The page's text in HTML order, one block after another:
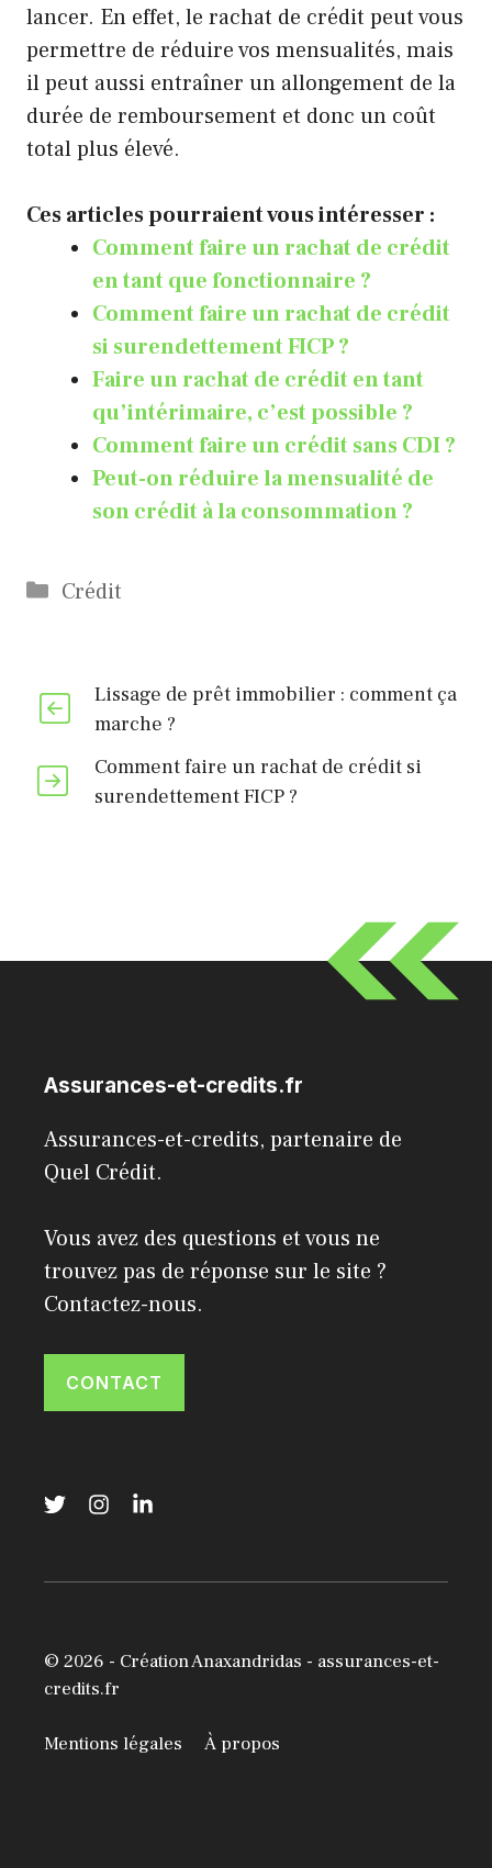
lancer. En effet, le rachat de crédit peut vous
permettre de réduire vos mensualités, mais
il peut aussi entraîner un allongement de la
durée de remboursement et donc un coût
total plus élevé.
Ces articles pourraient vous intéresser :
Comment faire un rachat de crédit
en tant que fonctionnaire ?
Comment faire un rachat de crédit
si surendettement FICP ?
Faire un rachat de crédit en tant
qu’intérimaire, c’est possible ?
Comment faire un crédit sans CDI ?
Peut-on réduire la mensualité de
son crédit à la consommation ?
Catégories
Crédit
Lissage de prêt immobilier : comment ça
marche ?
Comment faire un rachat de crédit si
surendettement FICP ?
Assurances-et-credits.fr
Assurances-et-credits, partenaire de
Quel Crédit.
Vous avez des questions et vous ne
trouvez pas de réponse sur le site ?
Contactez-nous.
CONTACT
© 2026 - Création Anaxandridas - assurances-et-
credits.fr
Mentions légales À propos